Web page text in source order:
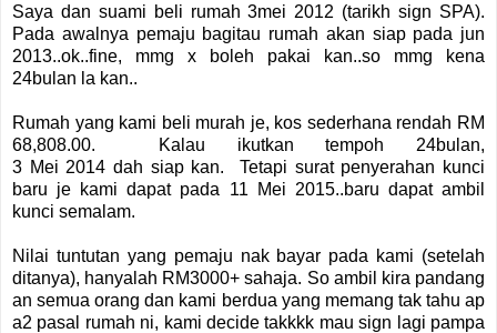
Saya dan suami beli rumah 3mei 2012 (tarikh sign SPA).
Pada awalnya pemaju bagitau rumah akan siap pada jun
2013..ok..fine, mmg x boleh pakai kan..so mmg kena
24bulan la kan..
Rumah yang kami beli murah je, kos sederhana rendah RM
68,808.00. Kalau ikutkan tempoh 24bulan,
3 Mei 2014 dah siap kan. Tetapi surat penyerahan kunci
baru je kami dapat pada 11 Mei 2015..baru dapat ambil
kunci semalam.
Nilai tuntutan yang pemaju nak bayar pada kami (setelah
ditanya), hanyalah RM3000+ sahaja. So ambil kira pandang
an semua orang dan kami berdua yang memang tak tahu ap
a2 pasal rumah ni, kami decide takkkk mau sign lagi pampa